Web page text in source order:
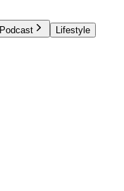
Podcast Lifestyle